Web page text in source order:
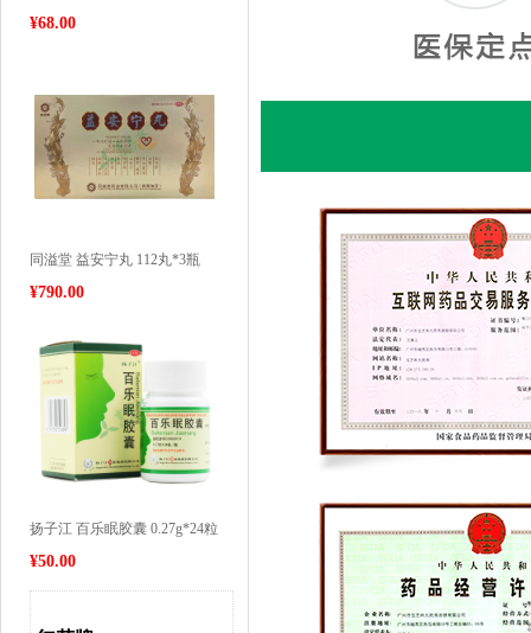
¥68.00
同溢堂 益安宁丸 112丸*3瓶
¥790.00
扬子江 百乐眠胶囊 0.27g*24粒
¥50.00